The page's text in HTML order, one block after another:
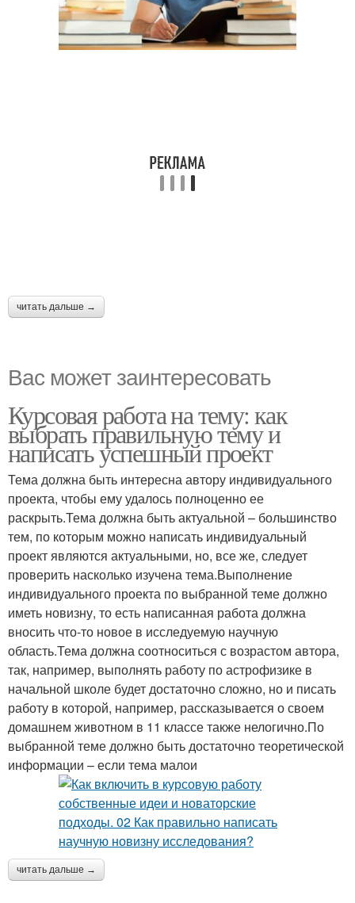
читать дальше →
Вас может заинтересовать
Курсовая работа на тему: как
выбрать правильную тему и
написать успешный проект
Тема должна быть интересна автору индивидуального
проекта, чтобы ему удалось полноценно ее
раскрыть.Тема должна быть актуальной – большинство
тем, по которым можно написать индивидуальный
проект являются актуальными, но, все же, следует
проверить насколько изучена тема.Выполнение
индивидуального проекта по выбранной теме должно
иметь новизну, то есть написанная работа должна
вносить что-то новое в исследуемую научную
область.Тема должна соотноситься с возрастом автора,
так, например, выполнять работу по астрофизике в
начальной школе будет достаточно сложно, но и писать
работу в которой, например, рассказывается о своем
домашнем животном в 11 классе также нелогично.По
выбранной теме должно быть достаточно теоретической
информации – если тема малои
читать дальше →